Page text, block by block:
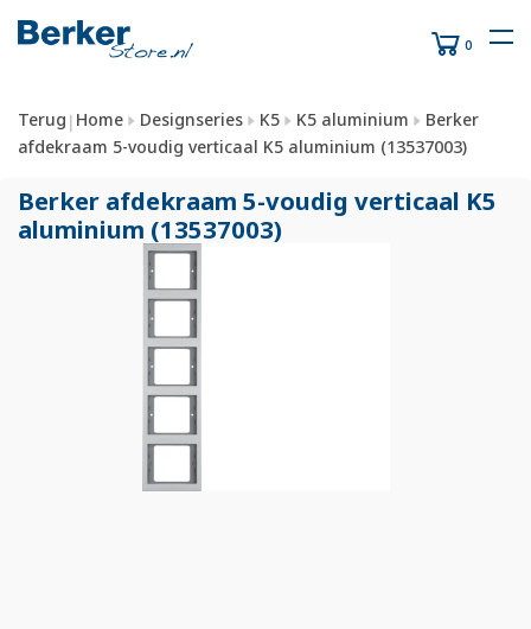
0
Terug | Home Designseries K5 K5 aluminium
Berker
afdekraam 5-voudig verticaal K5 aluminium (13537003)
Berker afdekraam 5-voudig verticaal K5
aluminium (13537003)